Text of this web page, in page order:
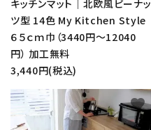
キッチンマット｜北欧風ピーナッ
ツ型 14色 My Kitchen Style
６５ｃｍ巾（3440円～12040
円） 加工無料
3,440円(税込)
favorite